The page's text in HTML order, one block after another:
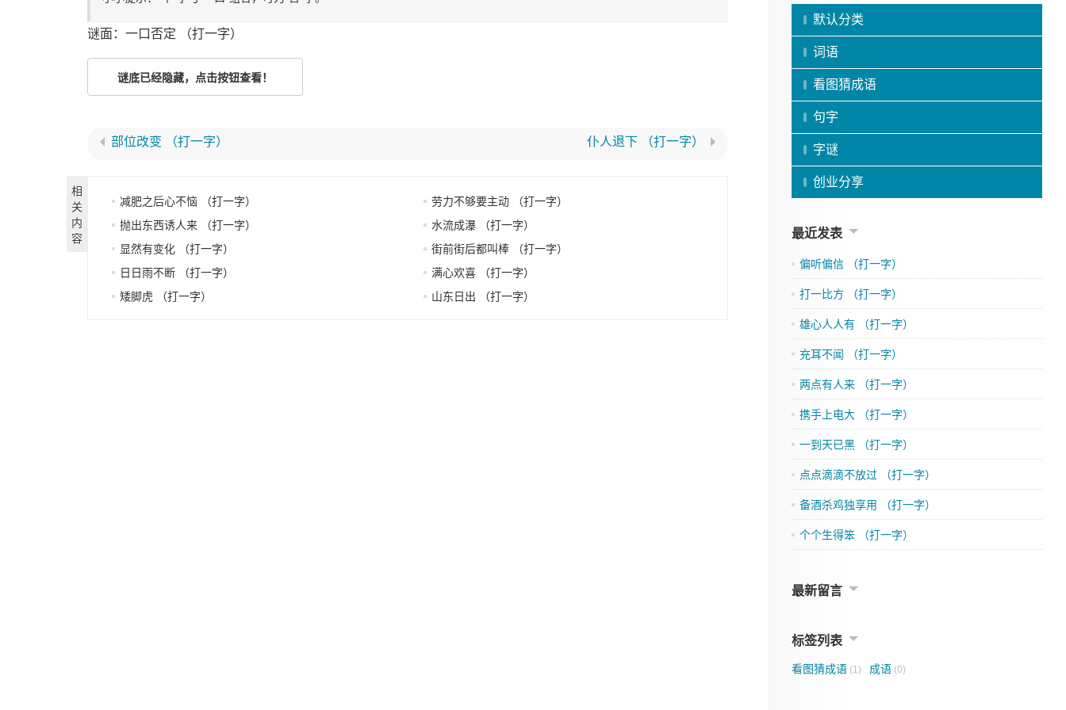
谜面：一口否定 （打一字）
谜底已经隐藏，点击按钮查看！
部位改变 （打一字） 仆人退下 （打一字）
相
关
内
容
减肥之后心不恼 （打一字）
劳力不够要主动 （打一字）
抛出东西诱人来 （打一字）
水流成瀑 （打一字）
显然有变化 （打一字）
街前街后都叫棒 （打一字）
日日雨不断 （打一字）
满心欢喜 （打一字）
矮脚虎 （打一字）
山东日出 （打一字）
默认分类
词语
看图猜成语
句字
字谜
创业分享
最近发表
偏听偏信 （打一字）
打一比方 （打一字）
雄心人人有 （打一字）
充耳不闻 （打一字）
两点有人来 （打一字）
携手上电大 （打一字）
一到天已黑 （打一字）
点点滴滴不放过 （打一字）
备酒杀鸡独享用 （打一字）
个个生得笨 （打一字）
最新留言
标签列表
看图猜成语(1) 成语(0)